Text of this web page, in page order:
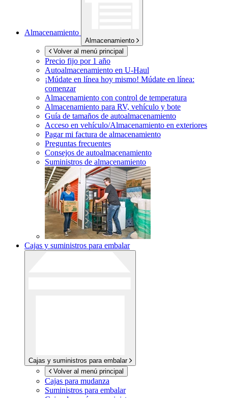
Almacenamiento
Almacenamiento
Volver al menú principal
Precio fijo por 1 año
Autoalmacenamiento en U-Haul
¡Múdate en línea hoy mismo! Múdate en línea:
comenzar
Almacenamiento con control de temperatura
Almacenamiento para RV, vehículo y bote
Guía de tamaños de autoalmacenamiento
Acceso en vehículo/Almacenamiento en exteriores
Pagar mi factura de almacenamiento
Preguntas frecuentes
Consejos de autoalmacenamiento
Suministros de almacenamiento
Cajas y suministros para embalar
Cajas y suministros para embalar
Volver al menú principal
Cajas para mudanza
Suministros para embalar